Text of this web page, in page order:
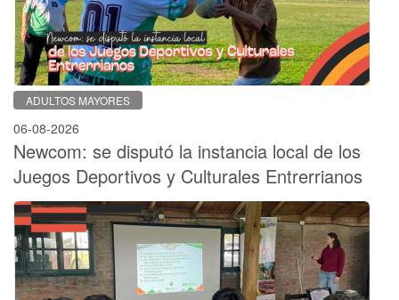
ADULTOS MAYORES
06-08-2026
Newcom: se disputó la instancia local de los
Juegos Deportivos y Culturales Entrerrianos